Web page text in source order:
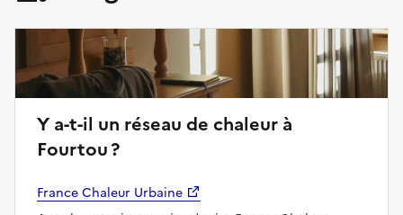
Y a-t-il un réseau de chaleur à
Fourtou ?
France Chaleur Urbaine